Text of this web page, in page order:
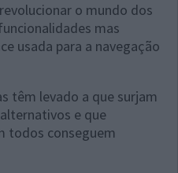
o mundo dos
mas
usada para a navegação
têm levado a que surjam
e que
todos conseguem